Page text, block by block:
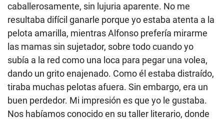
caballerosamente, sin lujuria aparente. No me
resultaba difícil ganarle porque yo estaba atenta a la
pelota amarilla, mientras Alfonso prefería mirarme
las mamas sin sujetador, sobre todo cuando yo
subía a la red como una loca para pegar una volea,
dando un grito enajenado. Como él estaba distraído,
tiraba muchas pelotas afuera. Sin embargo, era un
buen perdedor. Mi impresión es que yo le gustaba.
Nos habíamos conocido en su taller literario, donde